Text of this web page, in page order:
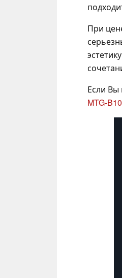
При
Если Вы
MTG-